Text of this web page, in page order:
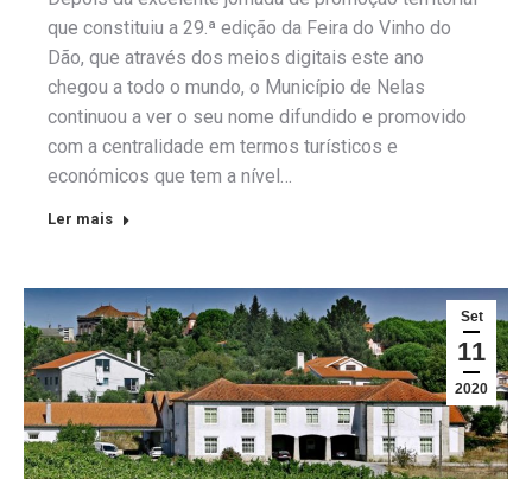
que constituiu a 29.ª edição da Feira do Vinho do
Dão, que através dos meios digitais este ano
chegou a todo o mundo, o Município de Nelas
continuou a ver o seu nome difundido e promovido
com a centralidade em termos turísticos e
económicos que tem a nível…
Ler mais
Set
11
2020